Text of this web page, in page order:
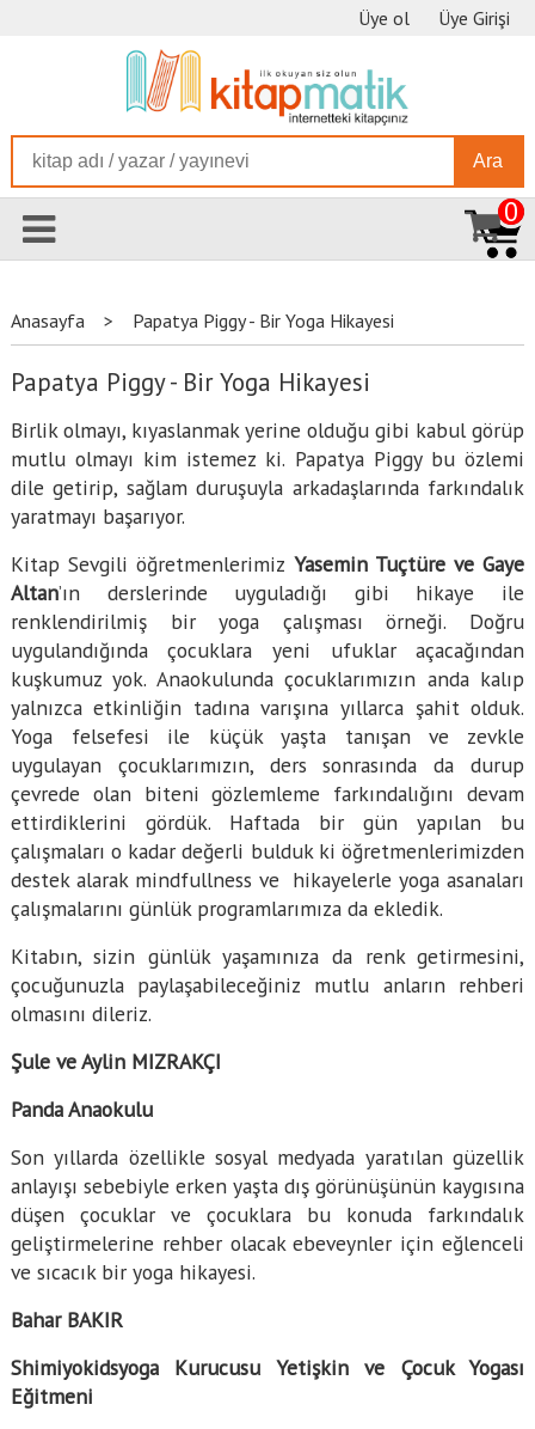
Üye ol Üye Girişi
Ara
0
Anasayfa > Papatya Piggy - Bir Yoga Hikayesi
Papatya Piggy - Bir Yoga Hikayesi
Birlik olmayı, kıyaslanmak yerine olduğu gibi kabul görüp
mutlu olmayı kim istemez ki. Papatya Piggy bu özlemi
dile getirip, sağlam duruşuyla arkadaşlarında farkındalık
yaratmayı başarıyor.
Kitap Sevgili öğretmenlerimiz Yasemin Tuçtüre ve Gaye
Altan’ın derslerinde uyguladığı gibi hikaye ile
renklendirilmiş bir yoga çalışması örneği. Doğru
uygulandığında çocuklara yeni ufuklar açacağından
kuşkumuz yok. Anaokulunda çocuklarımızın anda kalıp
yalnızca etkinliğin tadına varışına yıllarca şahit olduk.
Yoga felsefesi ile küçük yaşta tanışan ve zevkle
uygulayan çocuklarımızın, ders sonrasında da durup
çevrede olan biteni gözlemleme farkındalığını devam
ettirdiklerini gördük. Haftada bir gün yapılan bu
çalışmaları o kadar değerli bulduk ki öğretmenlerimizden
destek alarak mindfullness ve hikayelerle yoga asanaları
çalışmalarını günlük programlarımıza da ekledik.
Kitabın, sizin günlük yaşamınıza da renk getirmesini,
çocuğunuzla paylaşabileceğiniz mutlu anların rehberi
olmasını dileriz.
Şule ve Aylin MIZRAKÇI
Panda Anaokulu
Son yıllarda özellikle sosyal medyada yaratılan güzellik
anlayışı sebebiyle erken yaşta dış görünüşünün kaygısına
düşen çocuklar ve çocuklara bu konuda farkındalık
geliştirmelerine rehber olacak ebeveynler için eğlenceli
ve sıcacık bir yoga hikayesi.
Bahar BAKIR
Shimiyokidsyoga Kurucusu Yetişkin ve Çocuk Yogası
Eğitmeni